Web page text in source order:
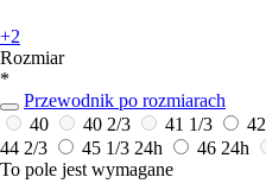
+2
Rozmiar
*
Przewodnik po rozmiarach
40
40 2/3 41 1/3 42
44 2/3
45 1/3 24h 46 24h
To pole jest wymagane